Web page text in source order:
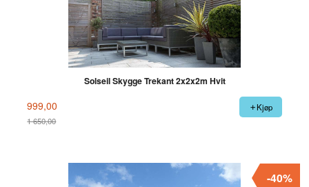
Solseil Skygge Trekant 2x2x2m Hvit
999,00
1 650,00
Kjøp
-40%